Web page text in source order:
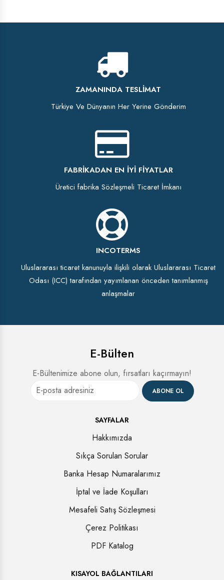
ZAMANINDA TESLIMAT
Türkiye Ve Dünyanın Her Yerine Gönderim
FABRIKADAN EN İYI FIYATLAR
Üretici fabrika Sözleşmeli Ticaret İmkanı
INCOTERMS
Uluslararası ticaret kanunuyla ilişkili olarak Uluslararası Ticaret
Odası (ICC) tarafından yayımlanan önceden tanımlanmış
anlaşmalar
E-Bülten
E-Bültenimize abone olun, fırsatları kaçırmayın!
ABONE OL
SAYFALAR
Hakkımızda
Sıkça Sorulan Sorular
Banka Hesap Numaralarımız
İptal ve İade Koşulları
Mesafeli Satış Sözleşmesi
Çerez Politikası
PDF Katalog
KISAYOL BAĞLANTILARI